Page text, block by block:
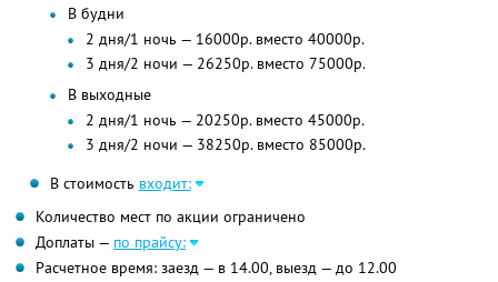
В будни
2 дня/1 ночь — 16000р. вместо 40000р.
3 дня/2 ночи — 26250р. вместо 75000р.
В выходные
2 дня/1 ночь — 20250р. вместо 45000р.
3 дня/2 ночи — 38250р. вместо 85000р.
В стоимость входит:
Количество мест по акции ограничено
Доплаты — по прайсу:
Расчетное время: заезд — в 14.00, выезд — до 12.00